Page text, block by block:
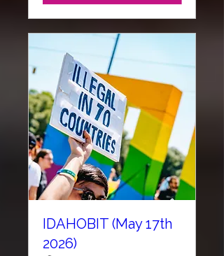
IDAHOBIT (May 17th
2026)